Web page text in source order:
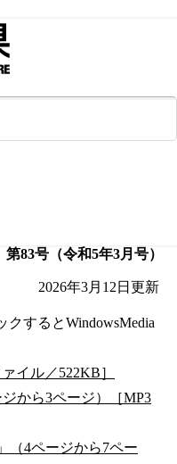
83号（令和5年3月号）
2026年3月12日 更新
するとWindowsMedia
イル／522KB］
から3ページ）［MP3
（4ページから7ペー